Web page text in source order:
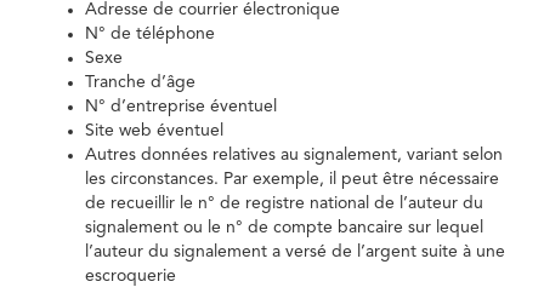
Adresse de courrier électronique
N° de téléphone
Sexe
Tranche d’âge
N° d’entreprise éventuel
Site web éventuel
Autres données relatives au signalement, variant selon
les circonstances. Par exemple, il peut être nécessaire
de recueillir le n° de registre national de l’auteur du
signalement ou le n° de compte bancaire sur lequel
l’auteur du signalement a versé de l’argent suite à une
escroquerie